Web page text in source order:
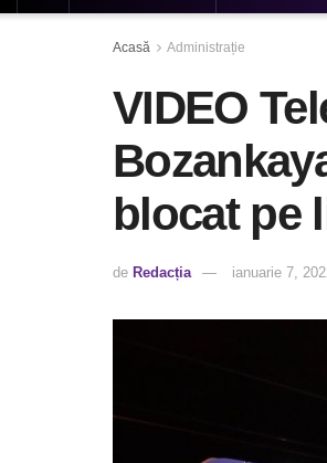
Acasă Administrație
VIDEO
blocat pe
de Redacția ianuarie 7,